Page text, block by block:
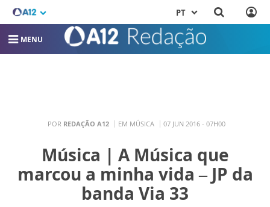
PT
MENU
POR REDAÇÃO A12 EM MÚSICA 07 JUN 2016 - 07H00
Música | A Música que
marcou a minha vida – JP da
banda Via 33